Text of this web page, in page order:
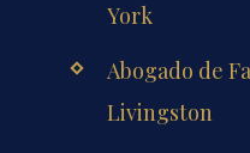
York
Abogado de
Livingston